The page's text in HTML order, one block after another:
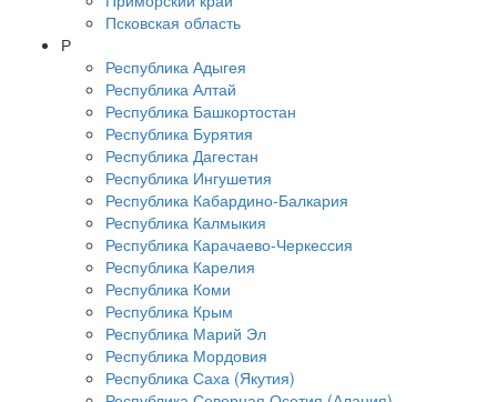
Псковская область
Р
Республика Адыгея
Республика Алтай
Республика Башкортостан
Республика Бурятия
Республика Дагестан
Республика Ингушетия
Республика Кабардино-Балкария
Республика Калмыкия
Республика Карачаево-Черкессия
Республика Карелия
Республика Коми
Республика Крым
Республика Марий Эл
Республика Мордовия
Республика Саха (Якутия)